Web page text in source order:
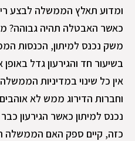
ומדוע תאלץ הממשלה לבצע
כאשר האבטלה תהיה גבוהה?
משק נכנס למיתון, הכנסות
בשיעור חד והגירעון גדל
אין כל שינוי במדיניות
וחברות הדירוג ממש לא
נכנס למיתון כאשר הגירעון
כזה, קיים ספק האם הממשלה